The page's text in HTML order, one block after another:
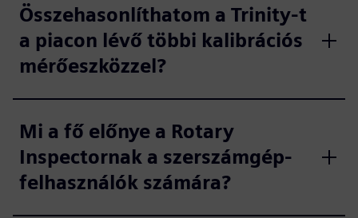
Összehasonlíthatom a Trinity-t
a piacon lévő többi kalibrációs
mérőeszközzel?
Mi a fő előnye a Rotary
Inspectornak a szerszámgép-
felhasználók számára?